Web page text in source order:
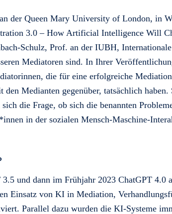
der Queen Mary University of London, in
3.0 – How Artificial Intelligence Will
Schulz, Prof. an der IUBH,
Mediatoren sind. In Ihrer
die für eine erfolgreiche
Medianten gegenüber, tatsächlich
die Frage, ob sich die benannten
in der sozialen Mensch-Maschine-
und dann im Frühjahr 2023 ChatGPT 4.0
Einsatz von KI in Mediation,
Parallel dazu wurden die KI-Systeme